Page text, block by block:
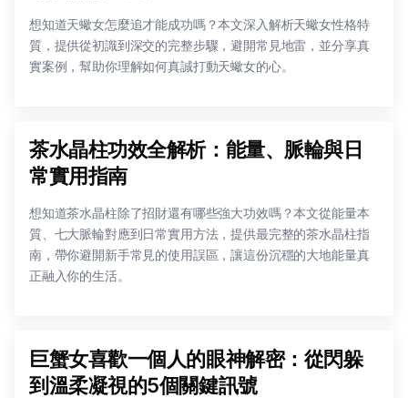
想知道天蠍女怎麼追才能成功嗎？本文深入解析天蠍女性格特
質，提供從初識到深交的完整步驟，避開常見地雷，並分享真
實案例，幫助你理解如何真誠打動天蠍女的心。
茶水晶柱功效全解析：能量、脈輪與日
常實用指南
想知道茶水晶柱除了招財還有哪些強大功效嗎？本文從能量本
質、七大脈輪對應到日常實用方法，提供最完整的茶水晶柱指
南，帶你避開新手常見的使用誤區，讓這份沉穩的大地能量真
正融入你的生活。
巨蟹女喜歡一個人的眼神解密：從閃躲
到溫柔凝視的5個關鍵訊號